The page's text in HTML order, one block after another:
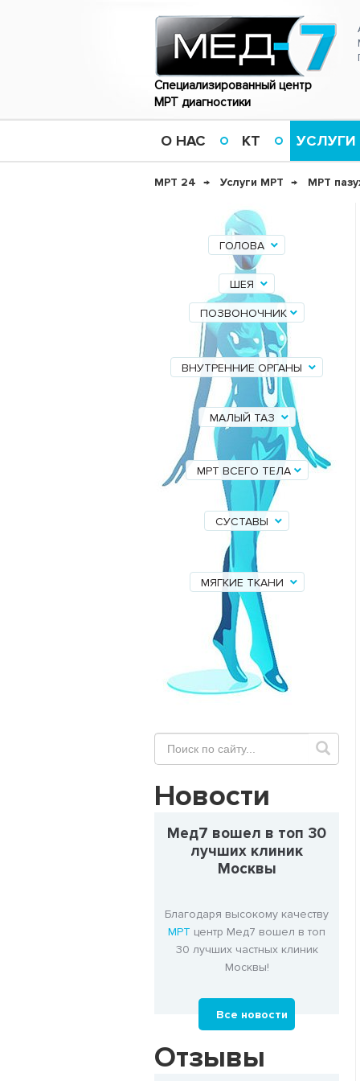
Специализированный центр
МРТ диагностики
О НАС КТ УСЛУГИ
МРТ 24 Услуги МРТ МРТ
ГОЛОВА
ШЕЯ
ПОЗВОНОЧНИК
ВНУТРЕННИЕ ОРГАНЫ
МАЛЫЙ ТАЗ
МРТ ВСЕГО ТЕЛА
СУСТАВЫ
МЯГКИЕ ТКАНИ
Новости
Мед7 вошел в топ 30
лучших клиник
Москвы
Благодаря высокому качеству
МРТ центр Мед7 вошел в топ
30 лучших частных клиник
Москвы!
Все новости
Отзывы